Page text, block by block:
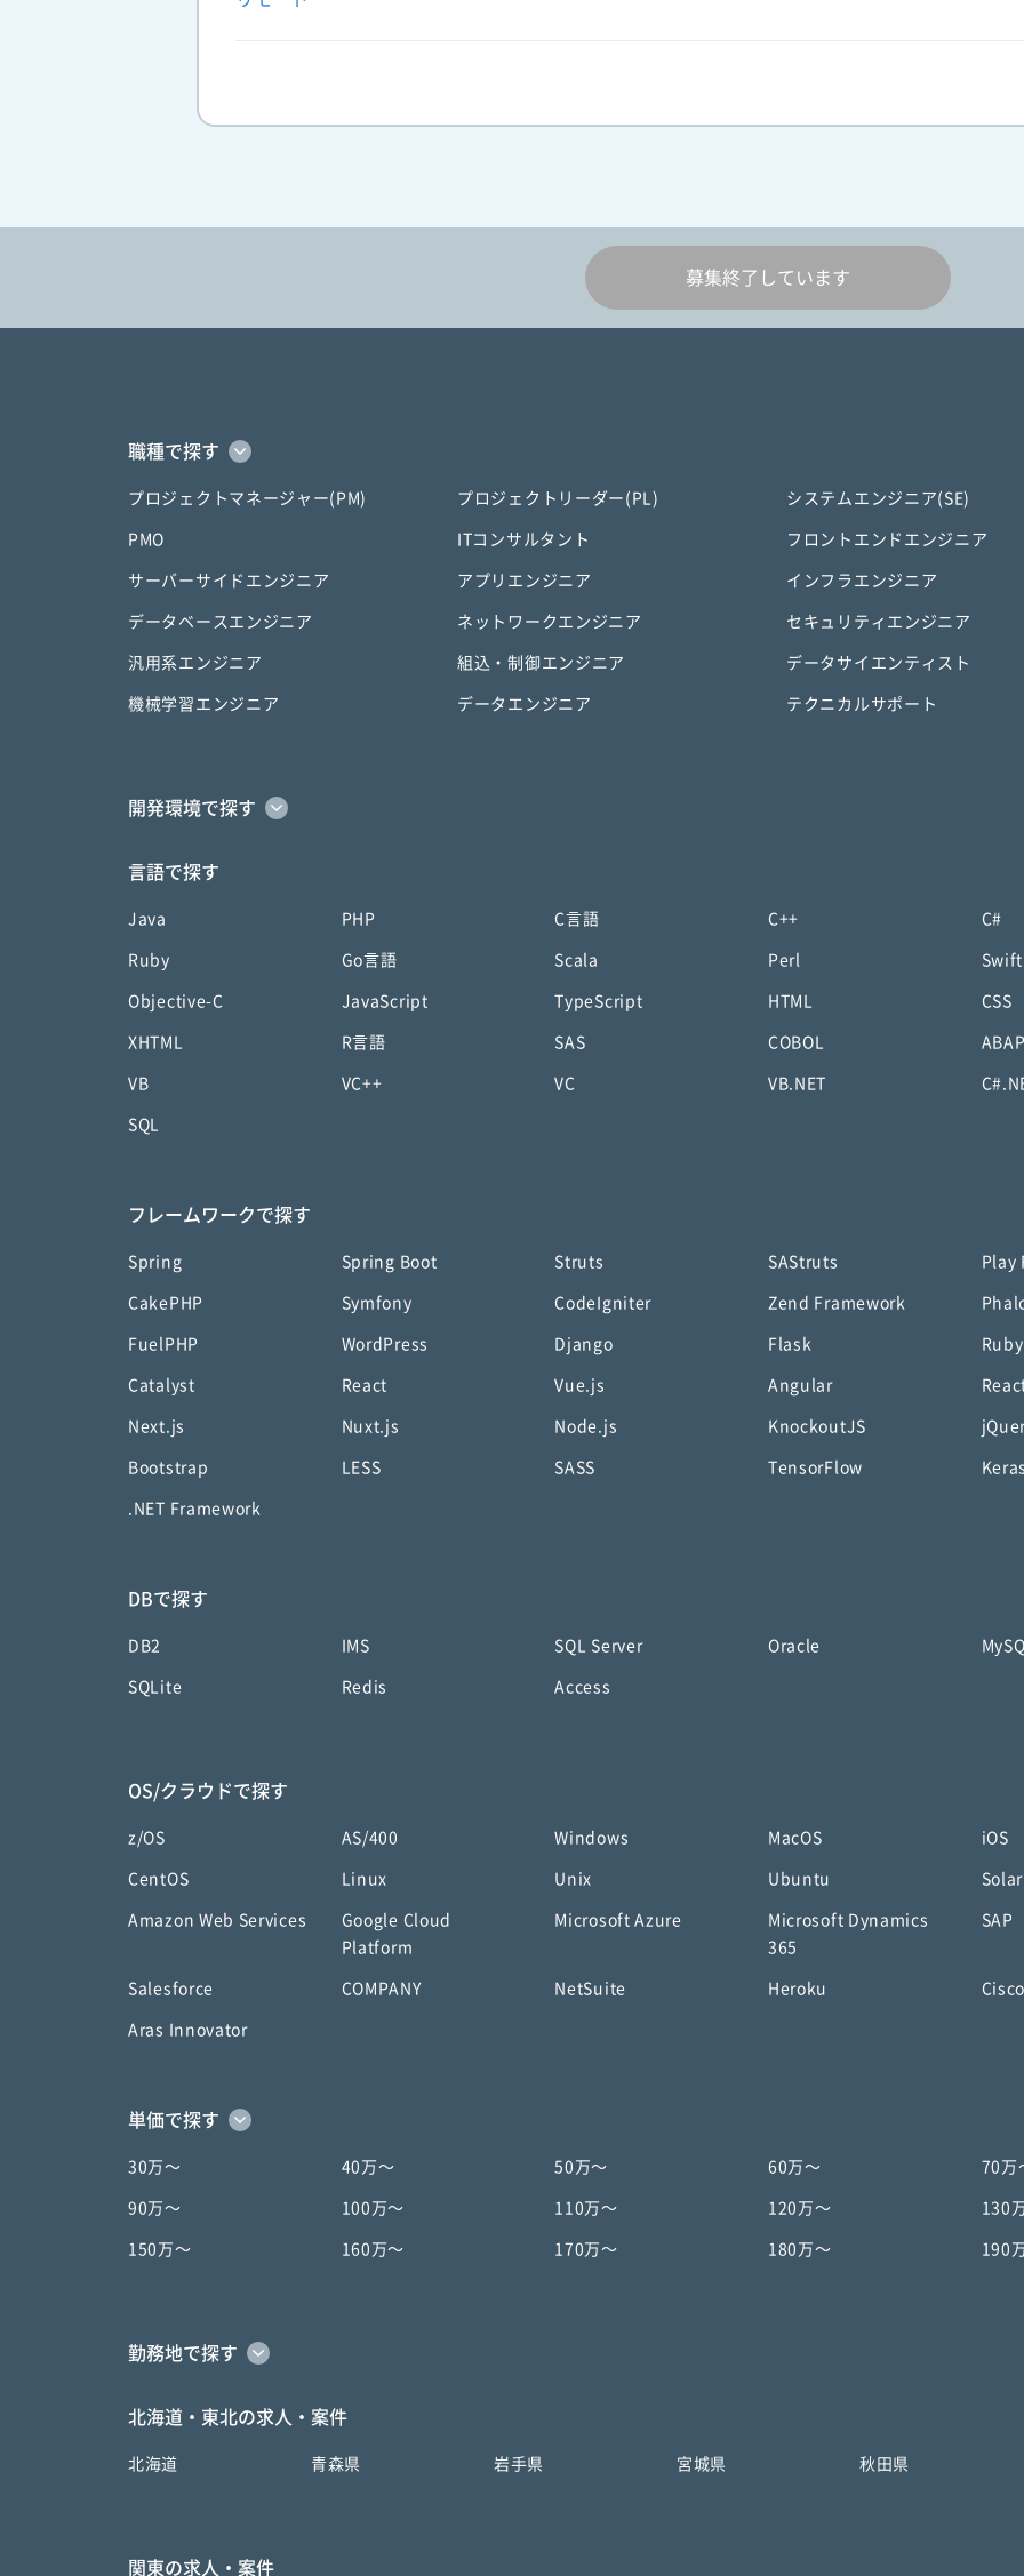
募集終了しています
職種で探す
プロジェクトマネージャー(PM) プロジェクトリーダー(PL) システムエンジニア(SE)
PMO ITコンサルタント フロントエンドエンジニア
サーバーサイドエンジニア アプリエンジニア インフラエンジニア
データベースエンジニア ネットワークエンジニア セキュリティエンジニア
汎用系エンジニア 組込・制御エンジニア データサイエンティスト
機械学習エンジニア データエンジニア テクニカルサポート
開発環境で探す
言語で探す
Java PHP C言語 C++ C#
Ruby Go言語 Scala Perl Swift
Objective-C JavaScript TypeScript HTML CSS
XHTML R言語 SAS COBOL ABAP
VB VC++ VC VB.NET
SQL
フレームワークで探す
Spring Spring Boot Struts SAStruts Play
CakePHP Symfony CodeIgniter Zend Framework
FuelPHP WordPress Django Flask
Catalyst React Vue.js Angular
Next.js Nuxt.js Node.js KnockoutJS
Bootstrap LESS SASS TensorFlow Keras
.NET Framework
DBで探す
DB2 IMS SQL Server Oracle
SQLite Redis Access
OS/クラウドで探す
z/OS AS/400 Windows MacOS iOS
CentOS Linux Unix Ubuntu
Amazon Web Services
Google Cloud
Platform
Microsoft Azure
Microsoft Dynamics
365
SAP
Salesforce COMPANY NetSuite Heroku Cisco
Aras Innovator
単価で探す
30万〜 40万〜 50万〜 60万〜 70万
90万〜 100万〜 110万〜 120万〜 130
150万〜 160万〜 170万〜 180万〜 190
勤務地で探す
北海道・東北の求人・案件
北海道 青森県 岩手県 宮城県 秋田県
関東の求人・案件